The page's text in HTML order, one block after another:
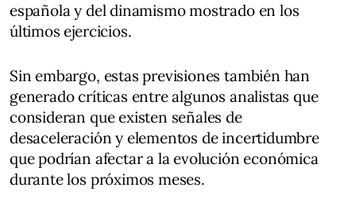
española y del dinamismo mostrado en los
últimos ejercicios.
Sin embargo, estas previsiones también han
generado críticas entre algunos analistas que
consideran que existen señales de
desaceleración y elementos de incertidumbre
que podrían afectar a la evolución económica
durante los próximos meses.